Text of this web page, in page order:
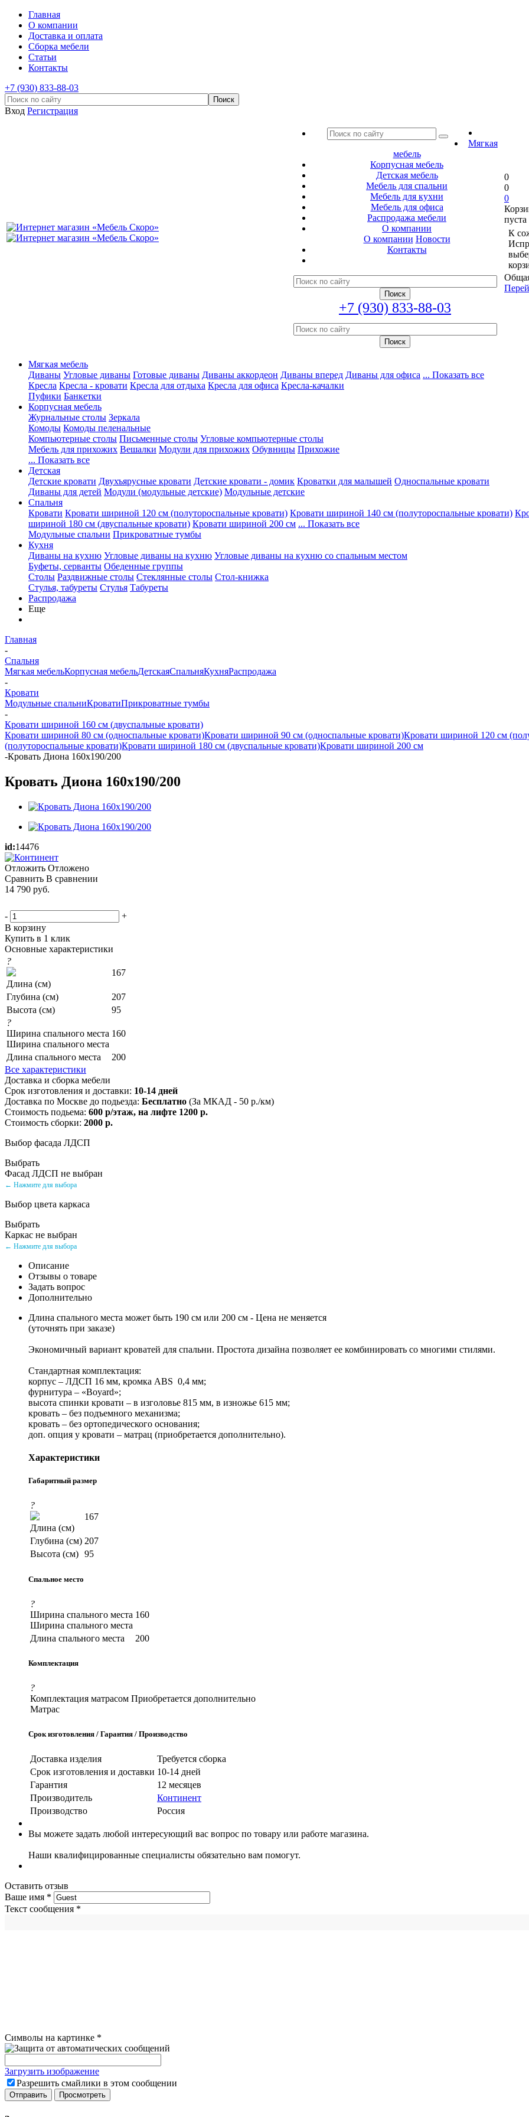
Главная
О компании
Доставка и оплата
Сборка мебели
Статьи
Контакты
+7 (930) 833-88-03
Вход Регистрация
Мягкая
мебель
Корпусная мебель
Детская мебель
Мебель для спальни
Мебель для кухни
Мебель для офиса
Распродажа мебели
О компании
О компании Новости
Контакты
+7 (930) 833-88-03
0
0
0
пуста
К
Мягкая мебель
Диваны Угловые диваны Готовые диваны Диваны аккордеон Диваны вперед Диваны для офиса ... Показать все
Кресла Кресла - кровати Кресла для отдыха Кресла для офиса Кресла-качалки
Пуфики Банкетки
Корпусная мебель
Журнальные столы Зеркала
Комоды Комоды пеленальные
Компьютерные столы Письменные столы Угловые компьютерные столы
Мебель для прихожих Вешалки Модули для прихожих Обувницы Прихожие
... Показать все
Детская
Детские кровати Двухъярусные кровати Детские кровати - домик Кроватки для малышей Односпальные кровати
Диваны для детей Модули (модульные детские) Модульные детские
Спальня
Кровати Кровати шириной 120 см (полутороспальные кровати) Кровати шириной 140 см (полутороспальные кровати)
шириной 180 см (двуспальные кровати) Кровати шириной 200 см ... Показать все
Модульные спальни Прикроватные тумбы
Кухня
Диваны на кухню Угловые диваны на кухню Угловые диваны на кухню со спальным местом
Буфеты, серванты Обеденные группы
Столы Раздвижные столы Стеклянные столы Стол-книжка
Стулья, табуреты Стулья Табуреты
Распродажа
Еще
Главная
-
Спальня
Мягкая мебельКорпусная мебельДетскаяСпальняКухняРаспродажа
-
Кровати
Модульные спальниКроватиПрикроватные тумбы
-
Кровати шириной 160 см (двуспальные кровати)
Кровати шириной 80 см (односпальные кровати)Кровати шириной 90 см (односпальные кровати)Кровати шириной 120 см
(полутороспальные кровати)Кровати шириной 180 см (двуспальные кровати)Кровати шириной 200 см
-Кровать Диона 160х190/200
Кровать Диона 160х190/200
id:14476
Отложить Отложено
Сравнить В сравнении
14 790 руб.
-
+
В корзину
Купить в 1 клик
Основные характеристики
?
Длина (см)
167
Глубина (см)
207
Высота (см)
95
?
Ширина спального места
Ширина спального места
160
Длина спального места
200
Все характеристики
Доставка и сборка мебели
Срок изготовления и доставки: 10-14 дней
Доставка по Москве до подьезда: Бесплатно (За МКАД - 50 р./км)
Стоимость подьема: 600 р/этаж, на лифте 1200 р.
Стоимость сборки: 2000 р.
Выбор фасада ЛДСП
Выбрать
Фасад ЛДСП не выбран
← Нажмите для выбора
Выбор цвета каркаса
Выбрать
Каркас не выбран
← Нажмите для выбора
Описание
Отзывы о товаре
Задать вопрос
Дополнительно
Длина спального места может быть 190 см или 200 см - Цена не меняется
(уточнять при заказе)
Экономичный вариант кроватей для спальни. Простота дизайна позволяет ее комбинировать со многими стилями.
Стандартная комплектация:
корпус – ЛДСП 16 мм, кромка ABS 0,4 мм;
фурнитура – «Boyard»;
высота спинки кровати – в изголовье 815 мм, в изножье 615 мм;
кровать – без подъемного механизма;
кровать – без ортопедического основания;
доп. опция у кровати – матрац (приобретается дополнительно).
Характеристики
Габаритный размер
?
Длина (см)
167
Глубина (см) 207
Высота (см) 95
Спальное место
?
Ширина спального места
Ширина спального места
160
Длина спального места 200
Комплектация
?
Комплектация матрасом
Матрас
Приобретается дополнительно
Срок изготовления / Гарантия / Производство
Доставка изделия
Требуется сборка
Срок изготовления и доставки 10-14 дней
Гарантия
12 месяцев
Производитель
Континент
Производство
Россия
Вы можете задать любой интересующий вас вопрос по товару или работе магазина.
Наши квалифицированные специалисты обязательно вам помогут.
Оставить отзыв
Ваше имя *
Текст сообщения *
Символы на картинке *
Загрузить изображение
Разрешить смайлики в этом сообщении